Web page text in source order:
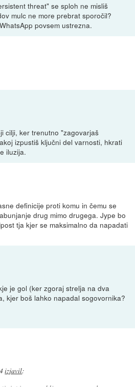
threat" se sploh ne misliš
mulc ne more prebrat sporočil?
povsem ustrezna.
cilji, ker trenutno "zagovarjaš
izpustiš ključni del varnosti, hkrati
iluzija.
definicije proti komu in čemu se
drug mimo drugega. Jype bo
tja kjer se maksimalno da napadati
je gol (ker zgoraj strelja na dva
kjer boš lahko napadal sogovornika?
izjavil: